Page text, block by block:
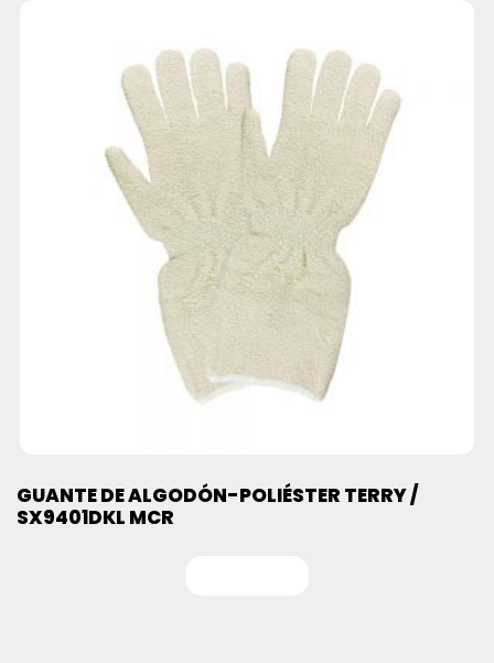
GUANTE DE ALGODÓN-POLIÉSTER TERRY /
SX9401DKL MCR